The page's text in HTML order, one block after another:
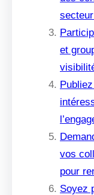
et
vos
pour
Soyez